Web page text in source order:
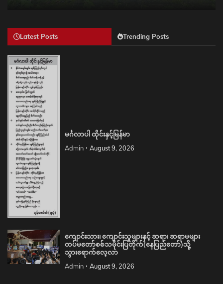
Latest Posts Trending Posts
မင်္ဂလာပါ ထိုင်းနှင့်မြန်မာ
Admin August 9, 2026
ကျောင်းသား၊ ကျောင်းသူများနှင့် ဆရာ၊ ဆရာမများ
တပ်မတော်စစ်သမိုင်းပြတိုက်(နေပြည်တော်)သို့
သွားရောက်လေ့လာ
Admin August 9, 2026